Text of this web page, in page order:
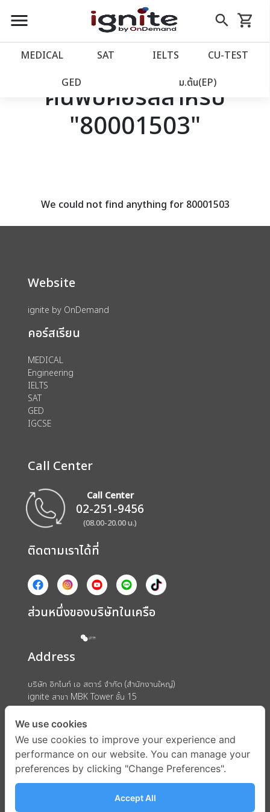
close
account_balance หน้าแรก
เว็บไซต์อิกไนท์
โปรโมชั่น
assignment ลงทะเบียน
menu search
Skip
to
shopping_cart
รถเข็น
MEDICAL SAT IELTS CU‑TEST
GED ม.ต้น(EP)
ค้นพบคอร์สสำหรับ
"80001503"
We could not find anything for 80001503
Website
ignite by OnDemand
คอร์สเรียน
MEDICAL
Engineering
IELTS
SAT
GED
IGCSE
Call Center
Call Center
02-251-9456
(08.00-20.00 น.)
ติดตามเราได้ที่
ส่วนหนึ่งของบริษัทในเครือ
Address
บริษัท อิกไนท์ เอ สตาร์ จำกัด (สำนักงานใหญ่)
ignite สาขา MBK Tower ชั้น 15
ถนนพญาไท แขวงวังใหม่ เขตปทุมวัน กรุงเทพมหานคร 10330
We use cookies
We use cookies to improve your experience and
performance on our website. You can manage your
preferences by clicking "Change Preferences".
Accept All